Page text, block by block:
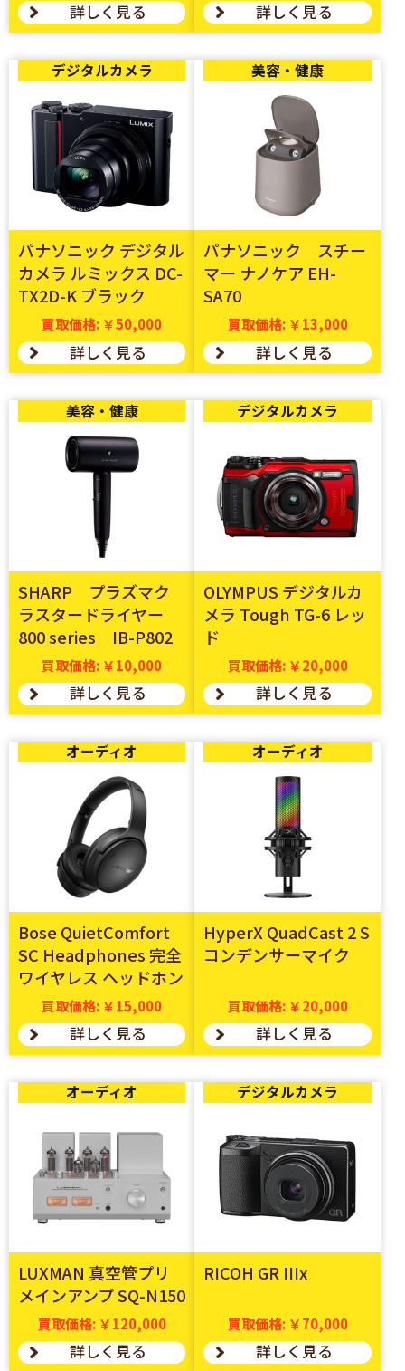
詳しく見る 詳しく見る
デジタルカメラ
パナソニック デジタル
カメラ ルミックス DC-
TX2D-K ブラック
買取価格: ￥50,000
詳しく見る
美容・健康
パナソニック スチー
マー ナノケア EH-
SA70
買取価格: ￥13,000
詳しく見る
美容・健康
SHARP プラズマク
ラスタードライヤー
800 series IB-P802
買取価格: ￥10,000
詳しく見る
デジタルカメラ
OLYMPUS デジタルカ
メラ Tough TG-6 レッ
ド
買取価格: ￥20,000
詳しく見る
オーディオ
Bose QuietComfort
SC Headphones 完全
ワイヤレス ヘッドホン
買取価格: ￥15,000
詳しく見る
オーディオ
HyperX QuadCast 2 S
コンデンサーマイク
買取価格: ￥20,000
詳しく見る
オーディオ
LUXMAN 真空管プリ
メインアンプ SQ-N150
買取価格: ￥120,000
詳しく見る
デジタルカメラ
RICOH GR IIIx
買取価格: ￥70,000
詳しく見る